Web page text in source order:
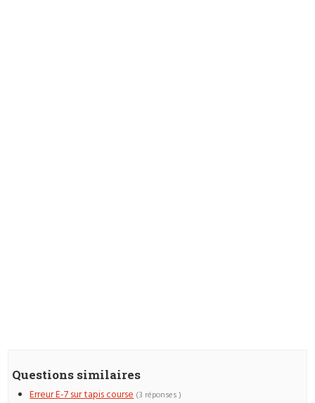
Questions similaires
Erreur E-7 sur tapis course (3 réponses )